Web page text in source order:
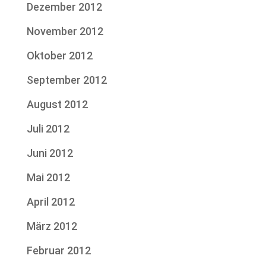
Dezember 2012
November 2012
Oktober 2012
September 2012
August 2012
Juli 2012
Juni 2012
Mai 2012
April 2012
März 2012
Februar 2012